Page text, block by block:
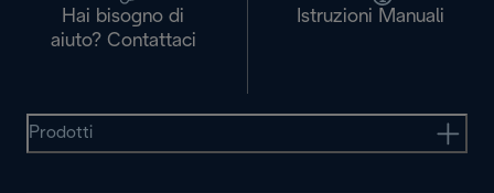
Hai bisogno di
aiuto? Contattaci
Istruzioni Manuali
Prodotti